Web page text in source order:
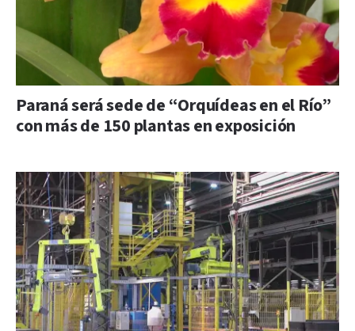
Paraná será sede de “Orquídeas en el Río”
con más de 150 plantas en exposición